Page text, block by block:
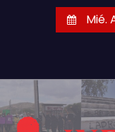
r
a
Mié.